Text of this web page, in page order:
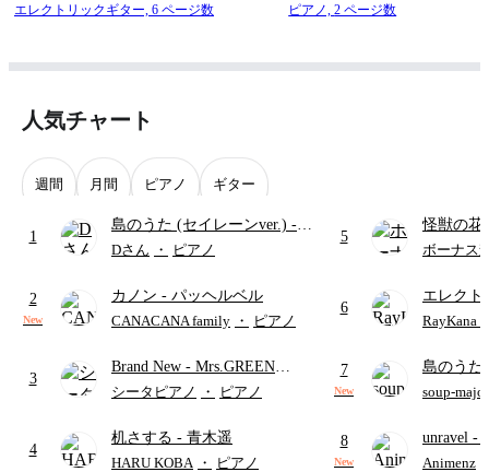
エレクトリックギター, 6 ページ数 ピアノ,2 ページ数
人気チャート
週間 月間 ピアノ ギター
1
島のうた (セイレーンver.) -
セイレーン(CV.鈴木みのり)
ード・ペダル付き/『映画ちい
かわ 人魚の島のひみつ』よ
Dさん ・ ピアノ
2
New
カノン - パッヘルベル
CANACANA family ・ ピアノ
3
Brand New - Mrs.GREEN
APPLE
シータピアノ ・ ピアノ
4
机さする - 青木遥
HARU KOBA
・ ピアノ
5
怪獣の
ードパー
ボーナス
6
エレク
ディズニ
RayKana
7
New
島のうた
映画ちい
soup-majo
8
New
unravel -
雨
Animenz